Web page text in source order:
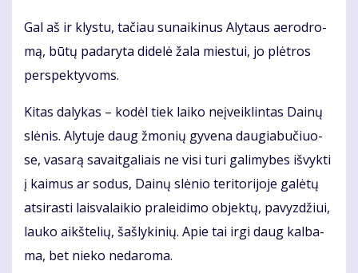
Gal aš ir klys­tu, ta­čiau su­nai­ki­nus Aly­taus ae­ro­dro­
mą, bū­tų padaryta didelė žala miestui, jo plėtros
perspektyvoms.
Ki­tas da­ly­kas – ko­dėl tiek lai­ko ne­įveik­lin­tas Dai­nų
slė­nis. Aly­tu­je daug žmo­nių gy­ve­na dau­gia­bu­čiuo­
se, va­sa­rą sa­vait­ga­liais ne vi­si tu­ri ga­li­my­bes iš­vyk­ti
į kai­mus ar so­dus, Dai­nų slė­nio te­ri­to­ri­jo­je ga­lė­tų
at­si­ras­ti lais­va­lai­kio pra­lei­di­mo ob­jek­tų, pa­vyz­džiui,
lau­ko aikš­te­lių, šaš­ly­ki­nių. Apie tai ir­gi daug kal­ba­
ma, bet nie­ko ne­da­ro­ma.